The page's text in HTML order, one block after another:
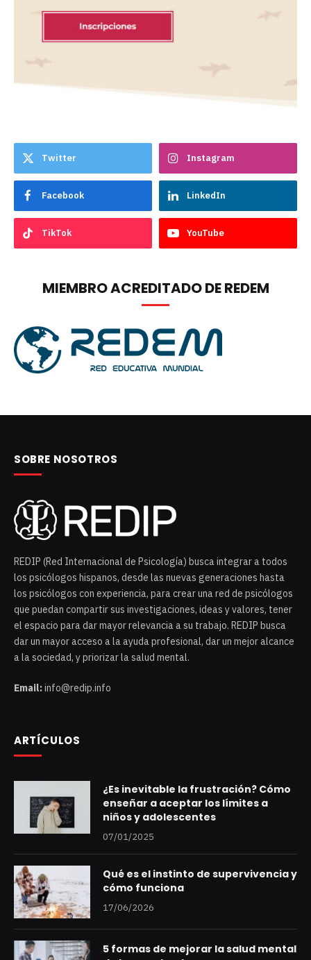
Twitter Instagram
Facebook LinkedIn
TikTok YouTube
MIEMBRO ACREDITADO DE REDEM
SOBRE NOSOTROS
REDIP (Red Internacional de Psicología) busca integrar a todos
los psicólogos hispanos, desde las nuevas generaciones hasta
los psicólogos con experiencia, para crear una red de psicólogos
que puedan compartir sus investigaciones, ideas y valores, tener
el espacio para dar mayor relevancia a su trabajo. REDIP busca
dar un mayor acceso a la ayuda profesional, dar un mejor alcance
a la sociedad, y priorizar la salud mental.
Email:info@redip.info
ARTÍCULOS
¿Es inevitable la frustración? Cómo
enseñar a aceptar los límites a
niños y adolescentes
07/01/2025
Qué es el instinto de supervivencia y
cómo funciona
17/06/2026
5 formas de mejorar la salud mental